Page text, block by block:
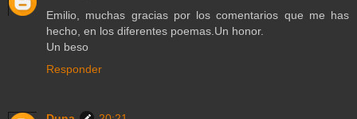
Emilio, muchas gracias por los comentarios que me has
hecho, en los diferentes poemas.Un honor.
Un beso
Responder